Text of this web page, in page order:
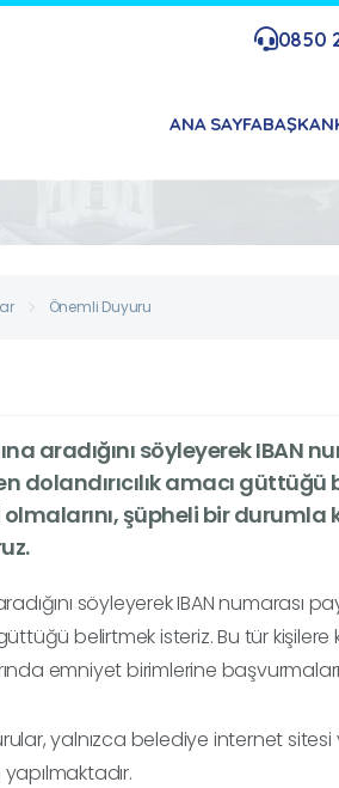
0850
ANA SAYFABAŞKAN
Önemli Duyuru
aradığını söyleyerek IBAN
dolandırıcılık amacı güttüğü
şüpheli bir
söyleyerek IBAN numarası
belirtmek isteriz. Bu tür kişilere
emniyet birimlerine
yalnızca belediye internet